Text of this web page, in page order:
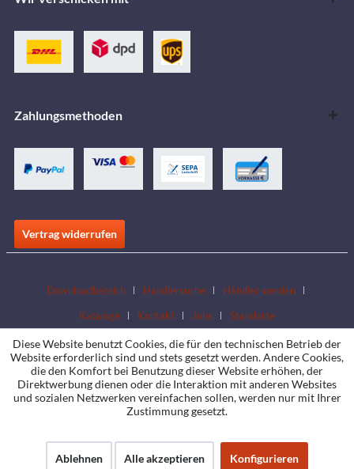
Zahlungsmethoden
Vertrag widerrufen
Downloadbereich Händlersuche
Händler werden
Kataloge
Kontakt Jobs Standorte
Diese Website benutzt Cookies, die für den technischen Betrieb der
Website erforderlich sind und stets gesetzt werden. Andere Cookies,
die den Komfort bei Benutzung dieser Website erhöhen, der
Direktwerbung dienen oder die Interaktion mit anderen Websites
und sozialen Netzwerken vereinfachen sollen, werden nur mit Ihrer
Zustimmung gesetzt.
Ablehnen Alle akzeptieren Konfigurieren